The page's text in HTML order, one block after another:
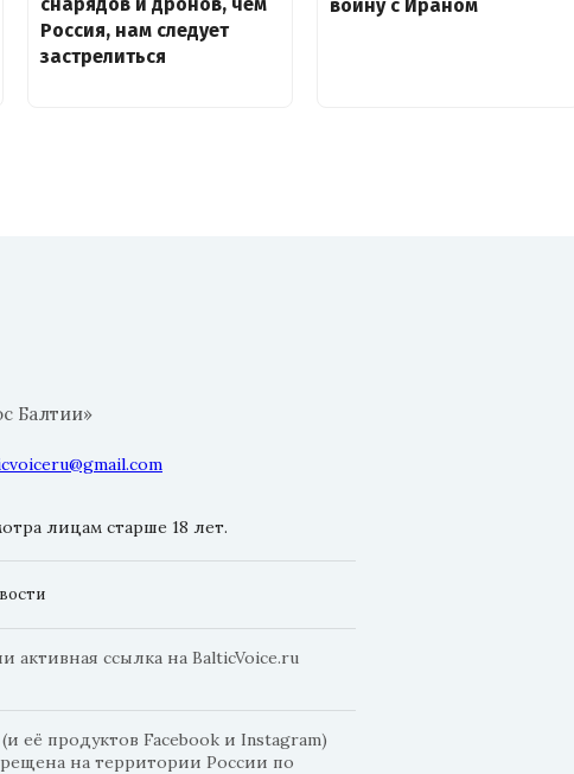
Россия, нам следует
застрелиться
войну с Ираном
Балтии»
лицам старше 18 лет.
ссылка на BalticVoice.ru
её продуктов Facebook и Instagram)
на территории России по